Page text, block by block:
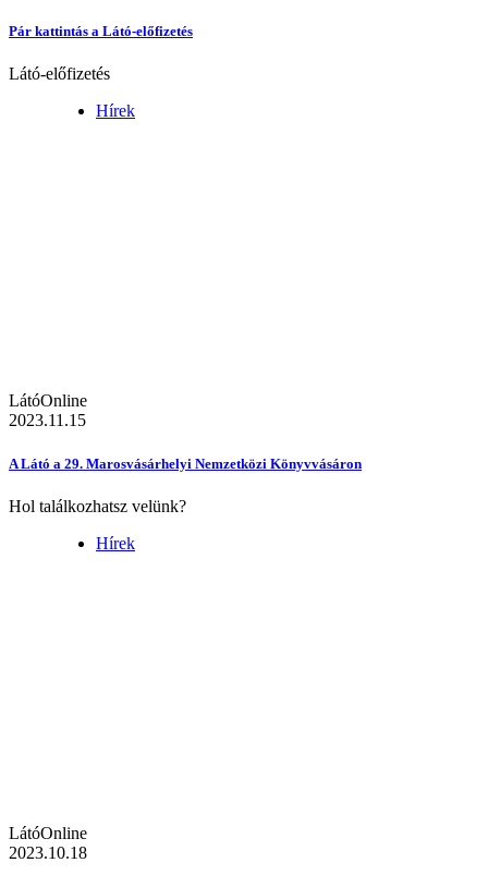
Pár kattintás a Látó-előfizetés
Látó-előfizetés
Hírek
LátóOnline
2023.11.15
A Látó a 29. Marosvásárhelyi Nemzetközi Könyvvásáron
Hol találkozhatsz velünk?
Hírek
LátóOnline
2023.10.18